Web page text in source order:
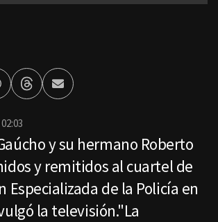
ThreadsEnviar
por
y su hermano Roberto
y remitidos al cuartel de
Especializada de la Policía en
la televisión."La